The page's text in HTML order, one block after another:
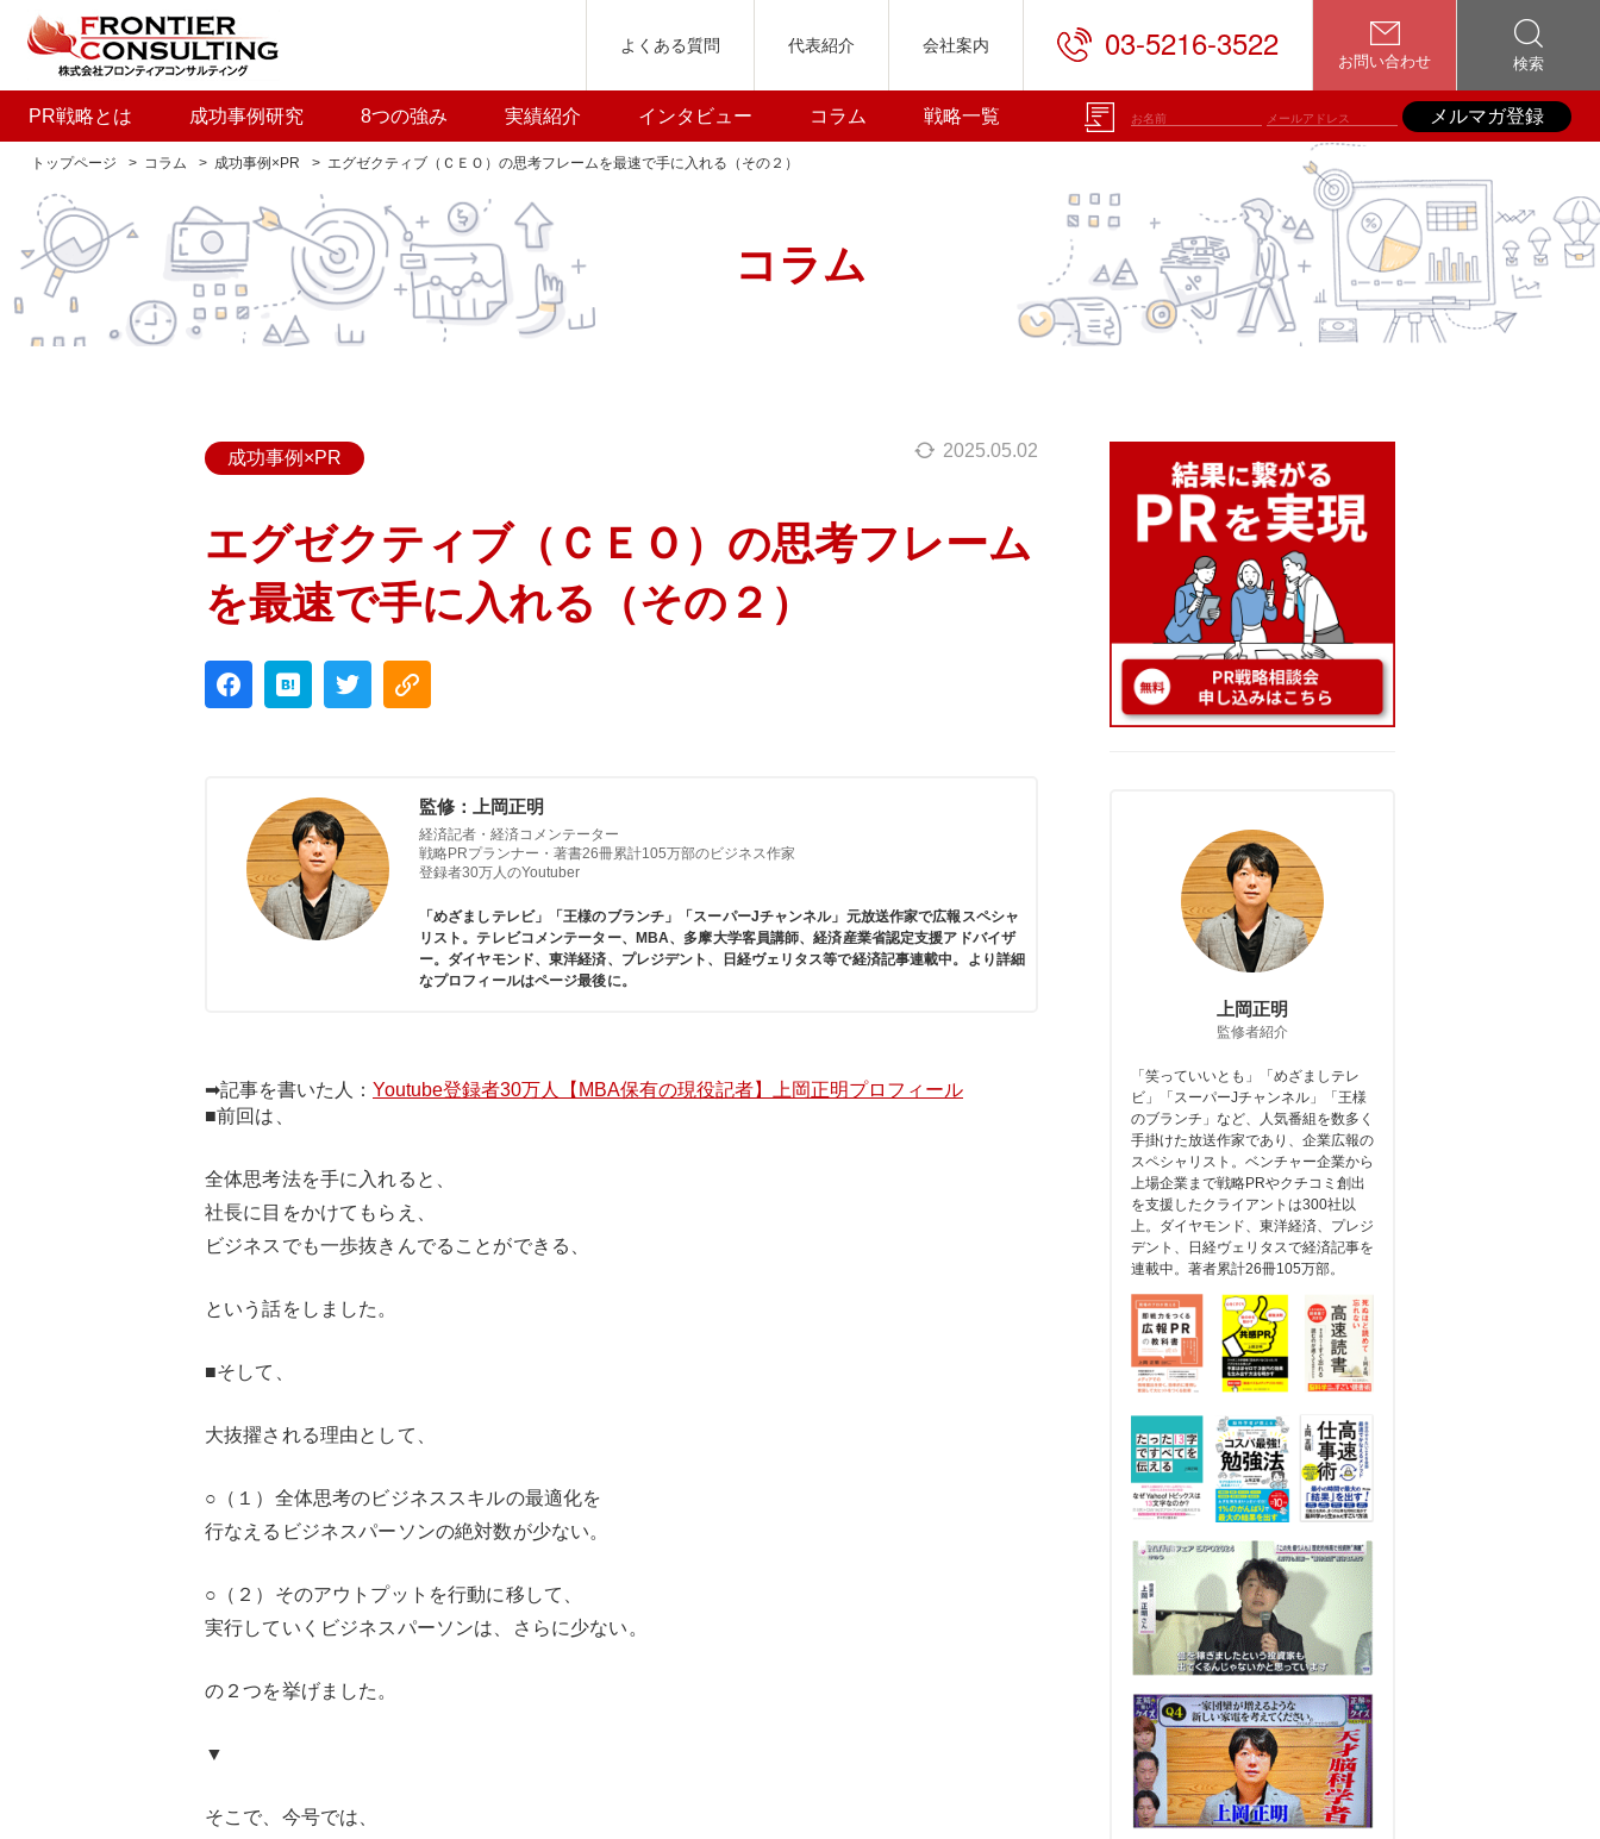
よくある質問 代表紹介 会社案内 03-5216-3522 お問い合わせ 検索
PR戦略とは 成功事例研究 8つの強み 実績紹介 インタビュー コラム 戦略一覧 メルマガ登録
トップページ コラム 成功事例×PR エグゼクティブ（ＣＥＯ）の思考フレームを最速で手に入れる（その２）
コラム
成功事例×PR 2025.05.02
エグゼクティブ（ＣＥＯ）の思考フレーム
を最速で手に入れる（その２）
監修：上岡正明
経済記者・経済コメンテーター
戦略PRプランナー・著書26冊累計105万部のビジネス作家
登録者30万人のYoutuber
「めざましテレビ」「王様のブランチ」「スーパーJチャンネル」元放送作家で広報スペシャ
リスト。テレビコメンテーター、MBA、多摩大学客員講師、経済産業省認定支援アドバイザ
ー。ダイヤモンド、東洋経済、プレジデント、日経ヴェリタス等で経済記事連載中。より詳細
なプロフィールはページ最後に。
➡記事を書いた人： Youtube登録者30万人【 MBA保有の現役記者】上岡正明プロフィール
■前回は、
全体思考法を手に入れると、
社長に目をかけてもらえ、
ビジネスでも一歩抜きんでることができる、
という話をしました。
■そして、
大抜擢される理由として、
○（１）全体思考のビジネススキルの最適化を
行なえるビジネスパーソンの絶対数が少ない。
○（２）そのアウトプットを行動に移して、
実行していくビジネスパーソンは、さらに少ない。
の２つを挙げました。
▼
そこで、今号では、
上岡正明
監修者紹介
「笑っていいとも」「めざましテレ
ビ」「スーパーJチャンネル」「王様
のブランチ」など、人気番組を数多く
手掛けた放送作家であり、企業広報の
スペシャリスト。ベンチャー企業から
上場企業まで戦略PRやクチコミ創出
を支援したクライアントは300社以
上。ダイヤモンド、東洋経済、プレジ
デント、日経ヴェリタスで経済記事を
連載中。著者累計26冊105万部。